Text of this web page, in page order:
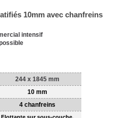
10mm avec chanfreins
intensif
244 x 1845 mm
10 mm
4 chanfreins